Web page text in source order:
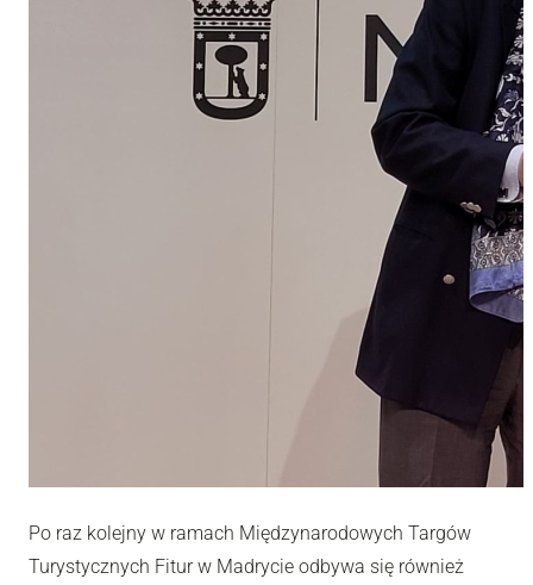
Po raz kolejny w ramach Międzynarodowych Targów
Turystycznych Fitur w Madrycie odbywa się również